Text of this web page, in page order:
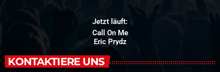
Jetzt läuft:
Call On Me
Eric Prydz
KONTAKTIERE UNS